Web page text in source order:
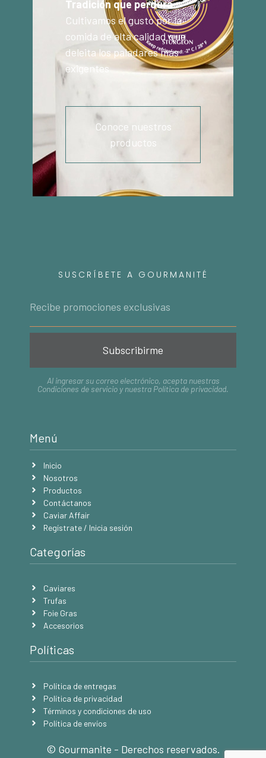
Tradición que perdura
Cultivamos el gusto por la
comida de alta calidad que
deleita los paladares más
exigentes
Conoce nuestros
productos
SUSCRÍBETE A GOURMANITÉ
Subscribirme
Al ingresar su correo electrónico, acepta nuestras
Condiciones de servicio y nuestra Política de privacidad.
Menú
Inicio
Nosotros
Productos
Contáctanos
Caviar Affair
Regístrate / Inicia sesión
Categorías
Caviares
Trufas
Foie Gras
Accesorios
Políticas
Política de entregas
Política de privacidad
Términos y condiciones de uso
Política de envíos
© Gourmanite - Derechos reservados.